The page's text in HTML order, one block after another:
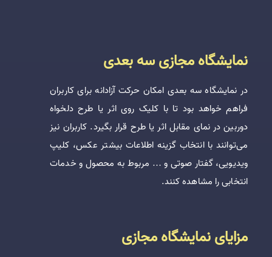
نمایشگاه مجازی سه بعدی
در نمایشگاه سه بعدی امکان حرکت آزادانه برای کاربران
فراهم خواهد بود تا با کلیک روی اثر یا طرح دلخواه
دوربین در نمای مقابل اثر یا طرح قرار بگیرد. کاربران نیز
می‌توانند با انتخاب گزینه اطلاعات بیشتر عکس، کلیپ
ویدیویی، گفتار صوتی و … مربوط به محصول و خدمات
انتخابی را مشاهده کنند.
مزایای نمایشگاه مجازی